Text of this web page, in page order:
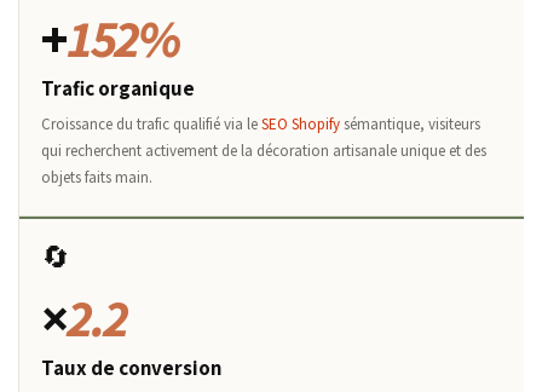
+152%
Trafic organique
Croissance du trafic qualifié via leSEO Shopifysémantique, visiteurs
qui recherchent activement de la décoration artisanale unique et des
objets faits main.
🔄
×2.2
Taux de conversion